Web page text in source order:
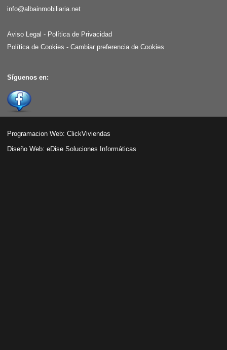
info@albainmobiliaria.net
Aviso Legal - Política de Privacidad
Política de Cookies -Cambiar preferencia de Cookies
Síguenos en:
Programacion Web:ClickViviendas
Diseño Web:eDise Soluciones Informáticas